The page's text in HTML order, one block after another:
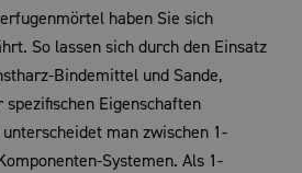
haben Sie sich
So lassen sich durch den Einsatz
Bindemittel und Sande,
Eigenschaften
man zwischen 1-
Systemen. Als 1-